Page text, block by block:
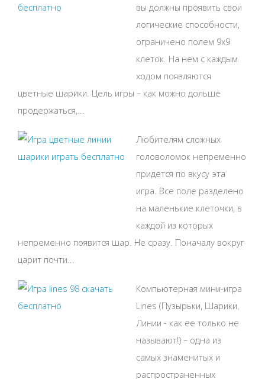
вы должны проявить свои
логические способности,
ограничено полем 9х9
клеток. На нем с каждым
ходом появляются
цветные шарики. Цель игры – как можно дольше
продержаться,...
Любителям сложных
головоломок непременно
придется по вкусу эта
игра. Все поле разделено
на маленькие клеточки, в
каждой из которых
непременно появится шар. Не сразу. Поначалу вокруг
царит почти...
Компьютерная мини-игра
Lines (Пузырьки, Шарики,
Линии - как ее только не
называют!) – одна из
самых знаменитых и
распространенных